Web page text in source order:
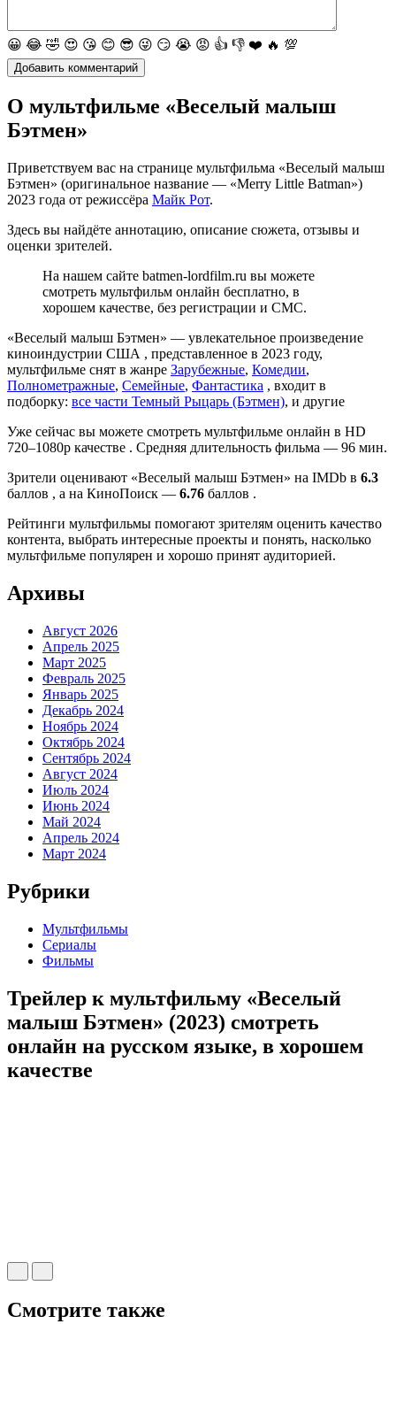
😀 😂 🤣 😍 😘 😊 😎 😜 😏 😭 😡 👍 👎 ❤️ 🔥 💯
О мультфильме «Веселый малыш
Бэтмен»
Приветствуем вас на странице мультфильма «Веселый малыш
Бэтмен» (оригинальное название — «Merry Little Batman»)
2023 года от режиссёра Майк Рот.
Здесь вы найдёте аннотацию, описание сюжета, отзывы и
оценки зрителей.
На нашем сайте batmen-lordfilm.ru вы можете
смотреть мультфильм онлайн бесплатно, в
хорошем качестве, без регистрации и СМС.
«Веселый малыш Бэтмен» — увлекательное произведение
киноиндустрии США , представленное в 2023 году,
мультфильме снят в жанре Зарубежные, Комедии,
Полнометражные, Семейные, Фантастика , входит в
подборку: все части Темный Рыцарь (Бэтмен), и другие
Уже сейчас вы можете смотреть мультфильме онлайн в HD
720–1080p качестве . Средняя длительность фильма — 96 мин.
Зрители оценивают «Веселый малыш Бэтмен» на IMDb в 6.3
баллов , а на КиноПоиск — 6.76 баллов .
Рейтинги мультфильмы помогают зрителям оценить качество
контента, выбрать интересные проекты и понять, насколько
мультфильме популярен и хорошо принят аудиторией.
Архивы
Август 2026
Апрель 2025
Март 2025
Февраль 2025
Январь 2025
Декабрь 2024
Ноябрь 2024
Октябрь 2024
Сентябрь 2024
Август 2024
Июль 2024
Июнь 2024
Май 2024
Апрель 2024
Март 2024
Рубрики
Мультфильмы
Сериалы
Фильмы
Трейлер к мультфильму «Веселый
малыш Бэтмен» (2023) cмотреть
онлайн на русском языке, в хорошем
качестве
Смотрите также